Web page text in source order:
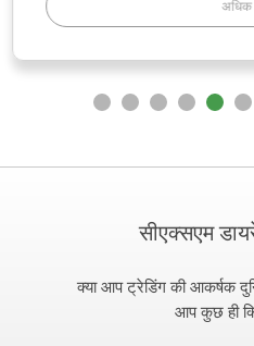
अधिक
सीएक्सएम
क्या आप ट्रेडिंग की आकर्षक
आप कुछ ही